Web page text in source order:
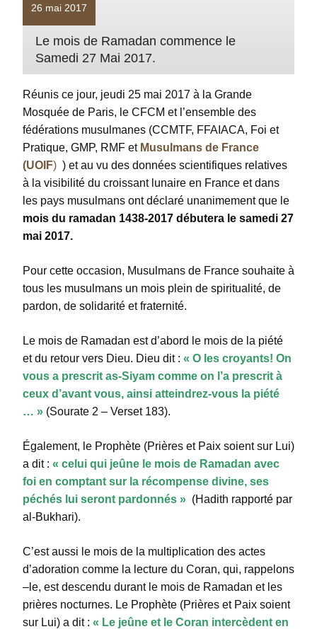
26 mai 2017
Le mois de Ramadan commence le
Samedi 27 Mai 2017.
Réunis ce jour, jeudi 25 mai 2017 à la Grande
Mosquée de Paris, le CFCM et l’ensemble des
fédérations musulmanes (CCMTF, FFAIACA, Foi et
Pratique, GMP, RMF et Musulmans de France
(UOIF) ) et au vu des données scientifiques relatives
à la visibilité du croissant lunaire en France et dans
les pays musulmans ont déclaré unanimement que le
mois du ramadan 1438-2017 débutera le samedi 27
mai 2017.
Pour cette occasion, Musulmans de France souhaite à
tous les musulmans un mois plein de spiritualité, de
pardon, de solidarité et fraternité.
Le mois de Ramadan est d’abord le mois de la piété
et du retour vers Dieu. Dieu dit : « O les croyants! On
vous a prescrit as-Siyam comme on l’a prescrit à
ceux d’avant vous, ainsi atteindrez-vous la piété
… » (Sourate 2 – Verset 183).
Également, le Prophète (Prières et Paix soient sur Lui)
a dit : « celui qui jeûne le mois de Ramadan avec
foi en comptant sur la récompense divine, ses
péchés lui seront pardonnés » (Hadith rapporté par
al-Bukhari).
C’est aussi le mois de la multiplication des actes
d’adoration comme la lecture du Coran, qui, rappelons
–le, est descendu durant le mois de Ramadan et les
prières nocturnes. Le Prophète (Prières et Paix soient
sur Lui) a dit : « Le jeûne et le Coran intercèdent en